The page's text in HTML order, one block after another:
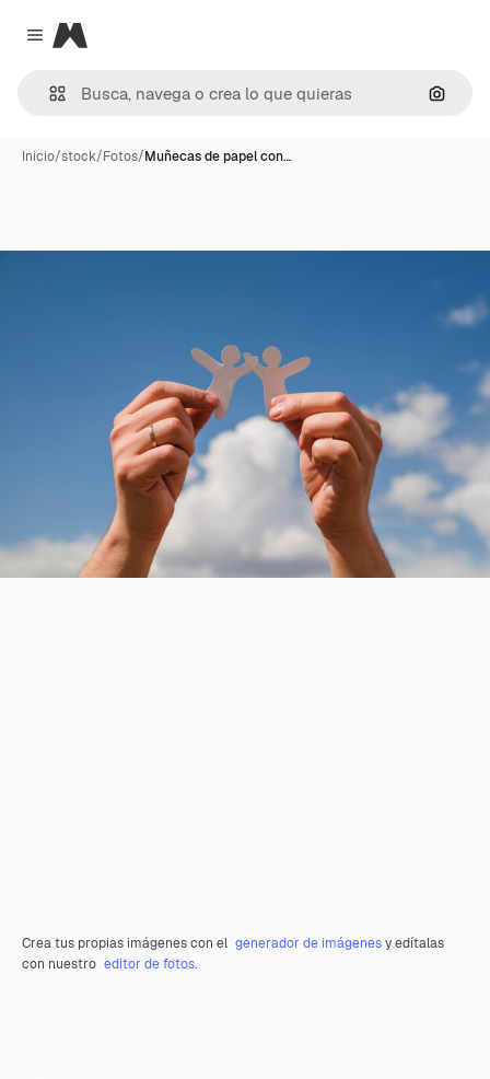
Close menu
Magnific
Inicio/stock/Fotos/Muñecas de papel con…
Crea tus propias imágenes con el generador de imágenesy edítalas
con nuestro editor de fotos.